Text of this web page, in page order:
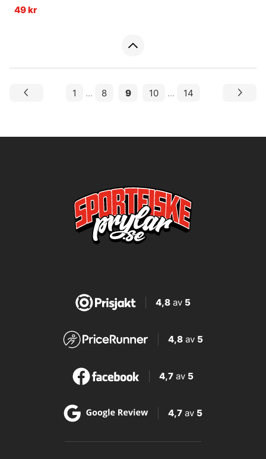
49 kr
1 ... 8 9 10 ... 14
4,8av 5
4,8 av 5
4,7 av 5
4,7 av 5